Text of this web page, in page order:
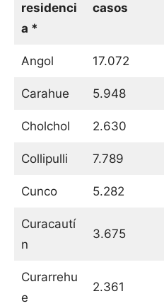
residenci
a *
casos
Angol 17.072
Carahue 5.948
Cholchol 2.630
Collipulli 7.789
Cunco 5.282
Curacautí
n
3.675
Curarrehu
e
2.361